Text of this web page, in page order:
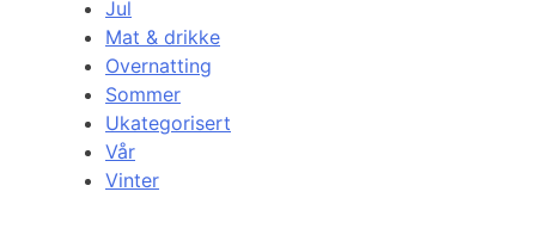
Jul
Mat & drikke
Overnatting
Sommer
Ukategorisert
Vår
Vinter